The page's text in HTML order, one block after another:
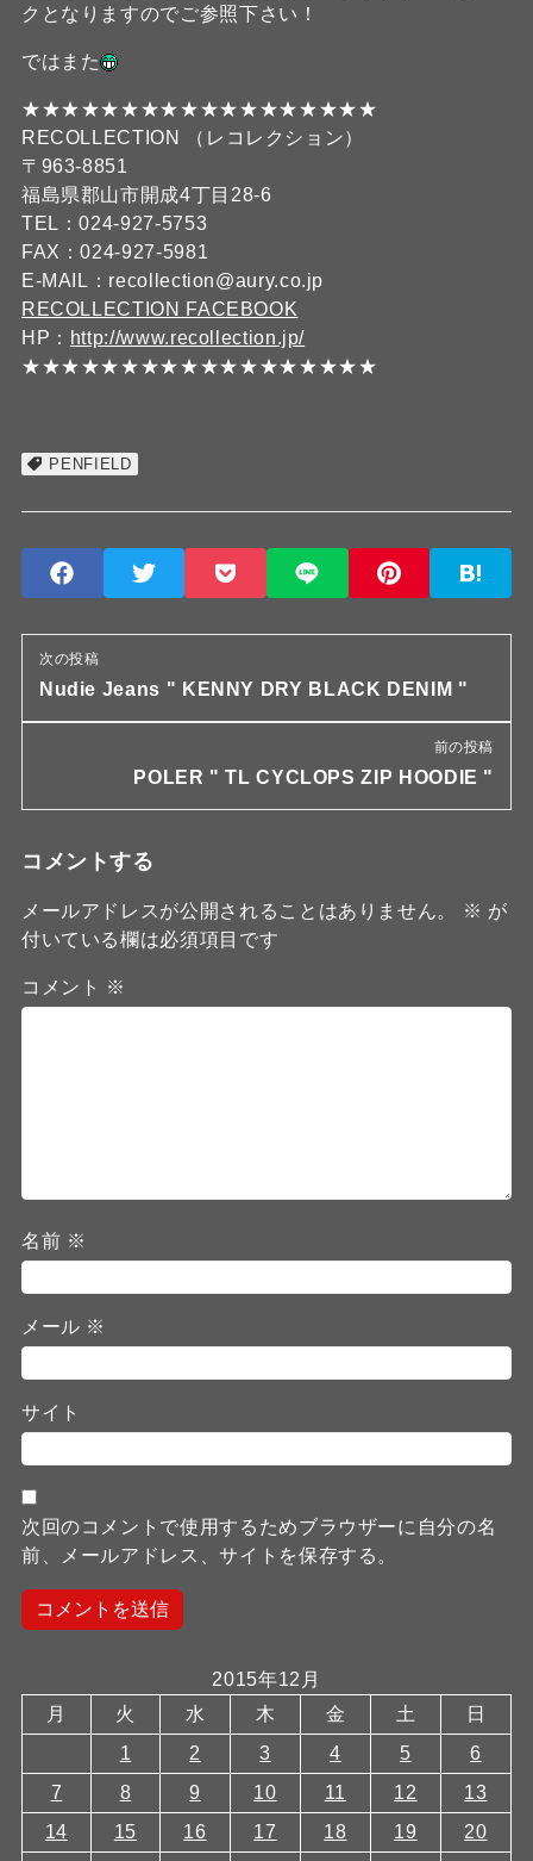
クとなりますのでご参照下さい！
ではまた
★★★★★★★★★★★★★★★★★★
RECOLLECTION （レコレクション）
〒963-8851
福島県郡山市開成4丁目28-6
TEL：024-927-5753
FAX：024-927-5981
E-MAIL：recollection@aury.co.jp
RECOLLECTION FACEBOOK
HP： http://www.recollection.jp/
★★★★★★★★★★★★★★★★★★
PENFIELD
次の投稿
Nudie Jeans " KENNY DRY BLACK DENIM "
前の投稿
POLER " TL CYCLOPS ZIP HOODIE "
コメントする
メールアドレスが公開されることはありません。 ※ が
付いている欄は必須項目です
コメント ※
名前 ※
メール ※
サイト
次回のコメントで使用するためブラウザーに自分の名
前、メールアドレス、サイトを保存する。
2015年12月
月
火 水 木 金 土
日
1
2 3 4 5
6
7
8 9 10 11 12
13
14
15 16 17 18 19
20